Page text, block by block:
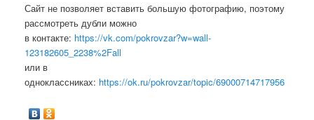
Сайт не позволяет вставить большую фотографию, поэтому
рассмотреть дубли можно
в контакте: https://vk.com/pokrovzar?w=wall-
123182605_2238%2Fall
или в
одноклассниках: https://ok.ru/pokrovzar/topic/69000714717956